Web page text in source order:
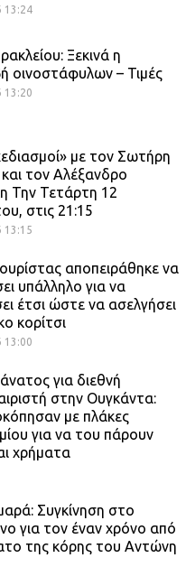
13:24
Ξεκινά η
οινοστάφυλων – Τιμές
13:20
με τον Σωτήρη
τον Αλέξανδρο
Την Τετάρτη 12
στις 21:15
13:15
αποπειράθηκε να
υπάλληλο για να
έτσι ώστε να ασελγήσει
κορίτσι
13:00
για διεθνή
στην Ουγκάντα:
με πλάκες
για να του πάρουν
χρήματα
Συγκίνηση στο
για τον έναν χρόνο από
της κόρης του Αντώνη